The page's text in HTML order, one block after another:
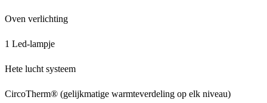
Oven verlichting
1 Led-lampje
Hete lucht systeem
CircoTherm® (gelijkmatige warmteverdeling op elk niveau)